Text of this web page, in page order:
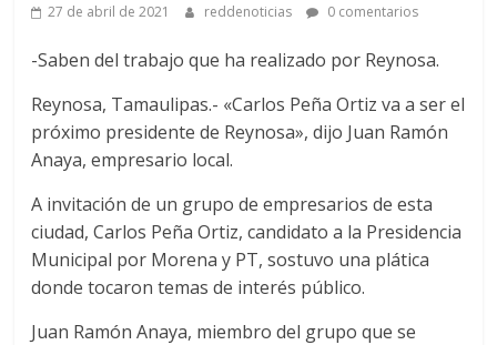
27 de abril de 2021 reddenoticias 0 comentarios
-Saben del trabajo que ha realizado por Reynosa.
Reynosa, Tamaulipas.- «Carlos Peña Ortiz va a ser el
próximo presidente de Reynosa», dijo Juan Ramón
Anaya, empresario local.
A invitación de un grupo de empresarios de esta
ciudad, Carlos Peña Ortiz, candidato a la Presidencia
Municipal por Morena y PT, sostuvo una plática
donde tocaron temas de interés público.
Juan Ramón Anaya, miembro del grupo que se